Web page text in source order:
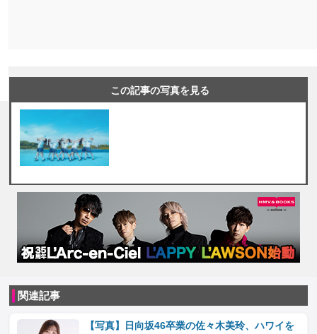
この記事の写真を見る
関連記事
【写真】日向坂46卒業の佐々木美玲、ハワイを